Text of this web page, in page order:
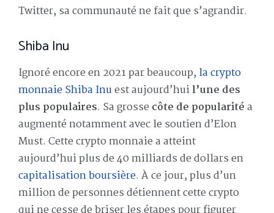
Twitter, sa communauté ne fait que s’agrandir.
Shiba Inu
Ignoré encore en 2021 par beaucoup, la crypto
monnaie Shiba Inuest aujourd’huil’une des
plus populaires. Sa grosse côte de popularitéa
augmenté notamment avec le soutien d’Elon
Must. Cette crypto monnaie a atteint
aujourd’hui plus de 40 milliards de dollars en
capitalisation boursière. À ce jour, plus d’un
million de personnes détiennent cette crypto